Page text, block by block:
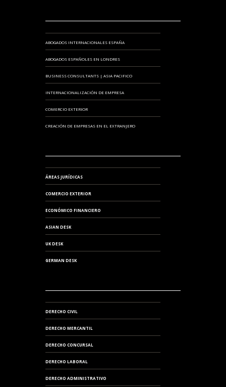
ABOGADOS INTERNACIONALES ESPAÑA
ABOGADOS ESPAÑOLES EN LONDRES
BUSINESS CONSULTANTS | ASIA PACIFICO
INTERNACIONALIZACIÓN DE EMPRESA
COMERCIO EXTERIOR
CREACIÓN DE EMPRESAS EN EL EXTRANJERO
ÁREAS JURÍDICAS
COMERCIO EXTERIOR
ECONÓMICO FINANCIERO
ASIAN DESK
UK DESK
GERMAN DESK
DERECHO CIVIL
DERECHO MERCANTIL
DERECHO CONCURSAL
DERECHO LABORAL
DERECHO ADMINISTRATIVO